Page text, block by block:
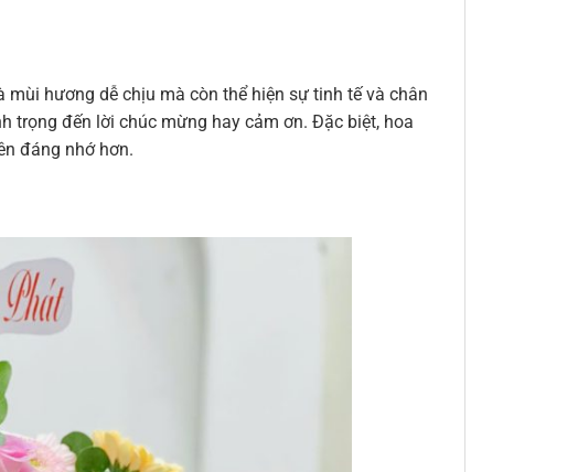
hương dễ chịu mà còn thể hiện sự tinh tế và chân
trọng đến lời chúc mừng hay cảm ơn. Đặc biệt, hoa
đáng nhớ hơn.